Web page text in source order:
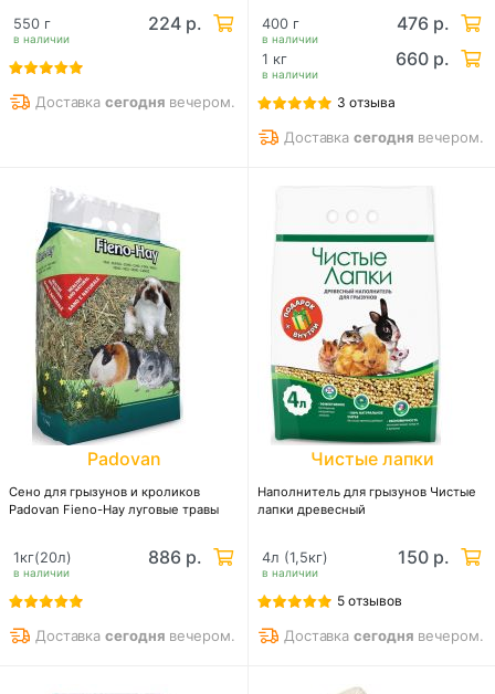
в наличии
550 г 224 р.
Доставкасегодня вечером.
в наличии
400 г 476 р.
в наличии
1 кг 660 р.
3 отзыва
Доставкасегодня вечером.
Padovan
Сено для грызунов и кроликов
Padovan Fieno-Hay луговые травы
в наличии
1кг(20л) 886 р.
Доставкасегодня вечером.
Чистые лапки
Наполнитель для грызунов Чистые
лапки древесный
в наличии
4л (1,5кг) 150 р.
5 отзывов
Доставкасегодня вечером.